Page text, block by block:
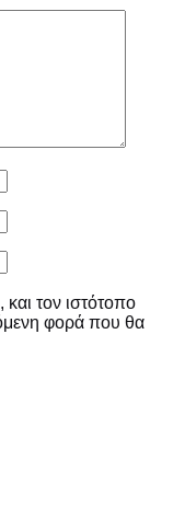
τον ιστότοπο
φορά που θα